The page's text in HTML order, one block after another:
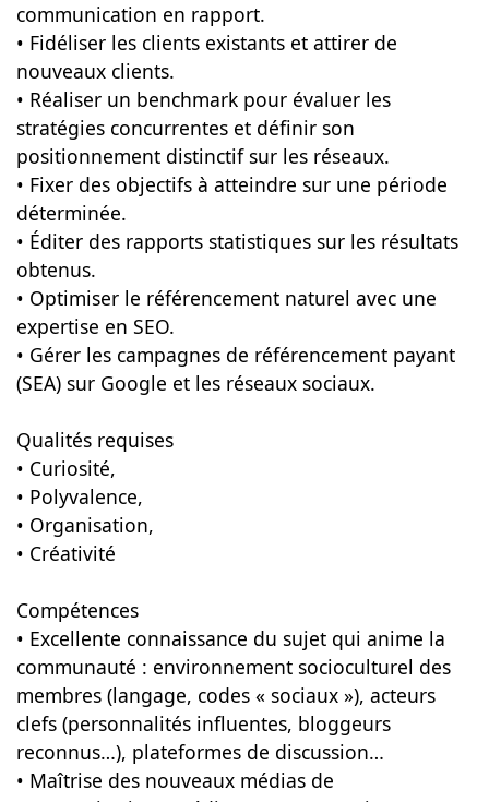
communication en rapport.
• Fidéliser les clients existants et attirer de
nouveaux clients.
• Réaliser un benchmark pour évaluer les
stratégies concurrentes et définir son
positionnement distinctif sur les réseaux.
• Fixer des objectifs à atteindre sur une période
déterminée.
• Éditer des rapports statistiques sur les résultats
obtenus.
• Optimiser le référencement naturel avec une
expertise en SEO.
• Gérer les campagnes de référencement payant
(SEA) sur Google et les réseaux sociaux.
Qualités requises
• Curiosité,
• Polyvalence,
• Organisation,
• Créativité
Compétences
• Excellente connaissance du sujet qui anime la
communauté : environnement socioculturel des
membres (langage, codes « sociaux »), acteurs
clefs (personnalités influentes, bloggeurs
reconnus…), plateformes de discussion…
• Maîtrise des nouveaux médias de